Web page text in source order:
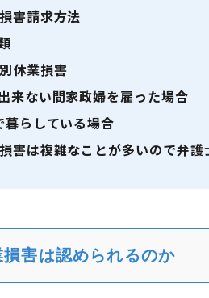
害請求方法
休業損害
来ない間家政婦を雇った場合
暮らしている場合
害は複雑なことが多いので弁
害は認められるのか